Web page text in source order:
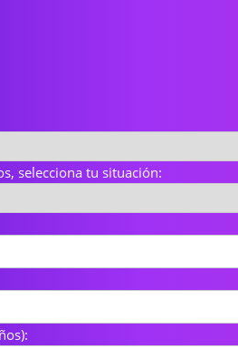
selecciona tu situación: